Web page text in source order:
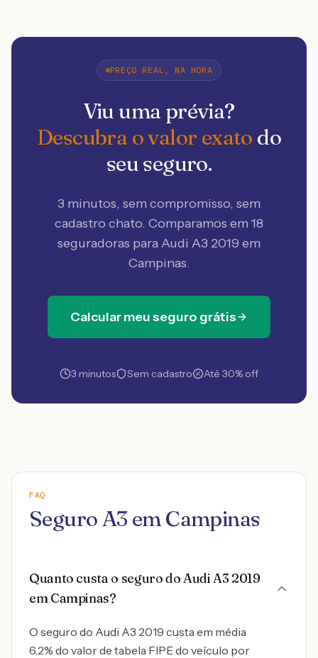
PREÇO REAL, NA HORA
Viu uma prévia?
Descubra o valor exato do
seu seguro.
3 minutos, sem compromisso, sem
cadastro chato. Comparamos em 18
seguradoras para Audi A3 2019 em
Campinas.
Calcular meu seguro grátis
3 minutos Sem cadastro Até 30% off
FAQ
Seguro A3 em Campinas
Quanto custa o seguro do Audi A3 2019
em Campinas?
O seguro do Audi A3 2019 custa em média
6.2% do valor de tabela FIPE do veículo por